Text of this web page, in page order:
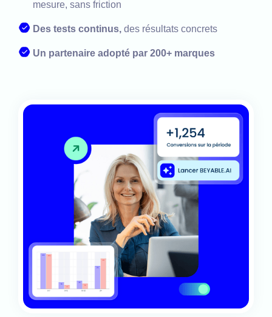
mesure, sans friction
Des tests continus, des résultats concrets
Un partenaire adopté par 200+ marques